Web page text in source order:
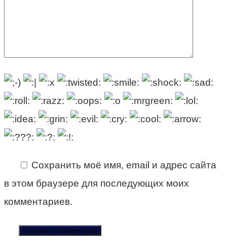
Сохранить моё имя, email и адрес сайта
в этом браузере для последующих моих
комментариев.